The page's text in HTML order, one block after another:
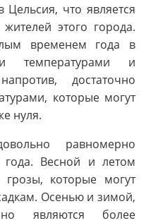
Цельсия, что является
этого города.
временем года в
температурами и
достаточно
которые могут
нуля.
равномерно
года. Весной и летом
которые могут
Осенью и зимой,
являются более